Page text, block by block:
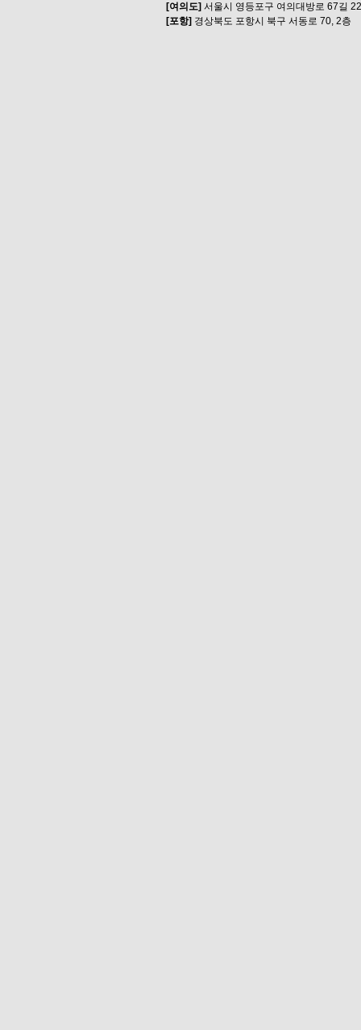
[여의도] 서울시 영등포구 여의대방로 67길
[포항] 경상북도 포항시 북구 서동로 70, 2층